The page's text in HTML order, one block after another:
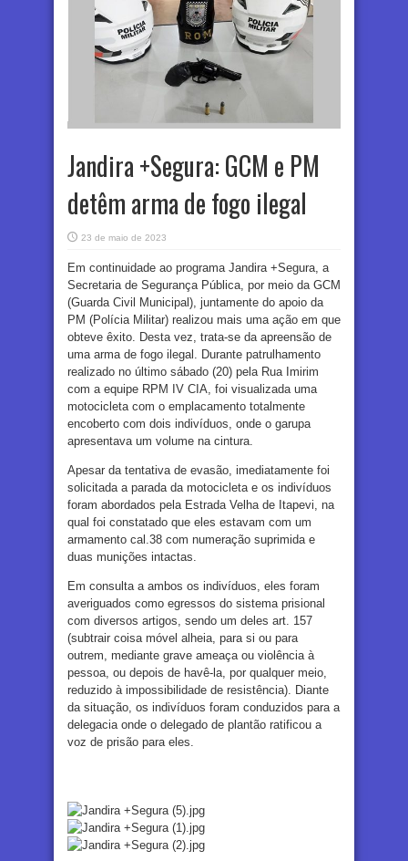
Jandira +Segura: GCM e PM
detêm arma de fogo ilegal
23 de maio de 2023
Em continuidade ao programa Jandira +Segura, a
Secretaria de Segurança Pública, por meio da GCM
(Guarda Civil Municipal), juntamente do apoio da
PM (Polícia Militar) realizou mais uma ação em que
obteve êxito. Desta vez, trata-se da apreensão de
uma arma de fogo ilegal. Durante patrulhamento
realizado no último sábado (20) pela Rua Imirim
com a equipe RPM IV CIA, foi visualizada uma
motocicleta com o emplacamento totalmente
encoberto com dois indivíduos, onde o garupa
apresentava um volume na cintura.
Apesar da tentativa de evasão, imediatamente foi
solicitada a parada da motocicleta e os indivíduos
foram abordados pela Estrada Velha de Itapevi, na
qual foi constatado que eles estavam com um
armamento cal.38 com numeração suprimida e
duas munições intactas.
Em consulta a ambos os indivíduos, eles foram
averiguados como egressos do sistema prisional
com diversos artigos, sendo um deles art. 157
(subtrair coisa móvel alheia, para si ou para
outrem, mediante grave ameaça ou violência à
pessoa, ou depois de havê-la, por qualquer meio,
reduzido à impossibilidade de resistência). Diante
da situação, os indivíduos foram conduzidos para a
delegacia onde o delegado de plantão ratificou a
voz de prisão para eles.